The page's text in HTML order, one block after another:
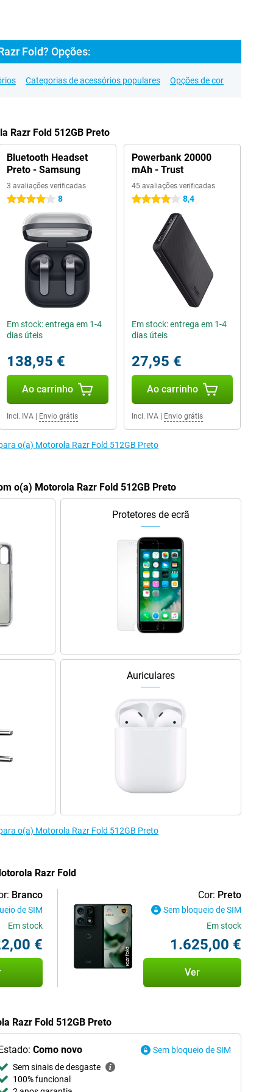
Fold? Opções:
Categorias de acessórios populares Opções de cor
Razr Fold 512GB Preto
Bluetooth Headset
Preto - Samsung
3 avaliações verificadas
4 estrelas 8
Em stock: entrega em 1-4
dias úteis
138,95 €
Ao carrinho
Incl. IVA| Envio grátis
Powerbank 20000
mAh - Trust
45 avaliações verificadas
4 estrelas 8,4
Em stock: entrega em 1-4
dias úteis
27,95 €
Ao carrinho
Incl. IVA| Envio grátis
o(a) Motorola Razr Fold 512GB Preto
o(a) Motorola Razr Fold 512GB Preto
Protetores de ecrã
Auriculares
o(a) Motorola Razr Fold 512GB Preto
Razr Fold
Branco
de SIM
Em stock
€
Cor: Preto
Sem bloqueio de SIM
Em stock
1.625,00 €
Ver
Razr Fold 512GB Preto
Como novo
Sem bloqueio de SIM
Sem sinais de desgaste
100% funcional